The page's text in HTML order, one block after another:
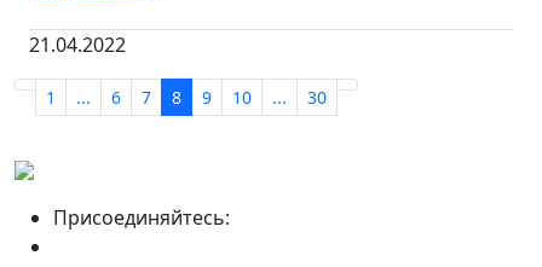
21.04.2022
1 ... 6 7 8 9 10 ... 30
Присоединяйтесь: